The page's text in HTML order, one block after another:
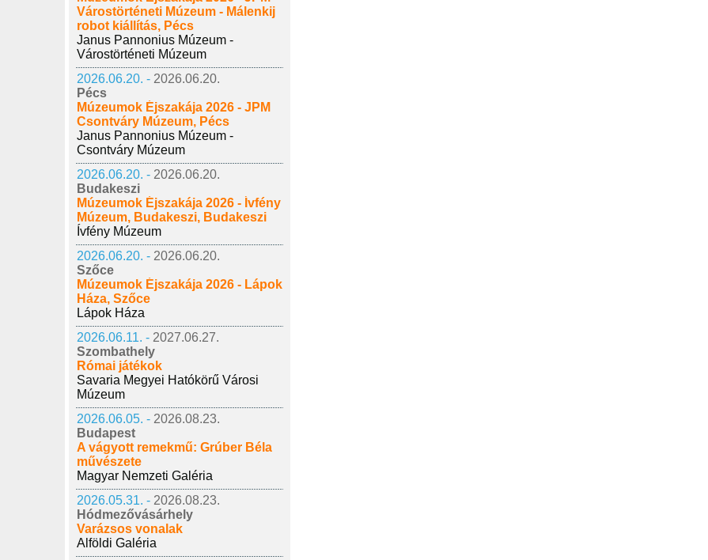
Várostörténeti Múzeum - Málenkij
robot kiállítás, Pécs
Janus Pannonius Múzeum -
Várostörténeti Múzeum
2026.06.20. - 2026.06.20.
Pécs
Múzeumok Éjszakája 2026 - JPM
Csontváry Múzeum, Pécs
Janus Pannonius Múzeum -
Csontváry Múzeum
2026.06.20. - 2026.06.20.
Budakeszi
Múzeumok Éjszakája 2026 - Ívfény
Múzeum, Budakeszi, Budakeszi
Ívfény Múzeum
2026.06.20. - 2026.06.20.
Szőce
Múzeumok Éjszakája 2026 - Lápok
Háza, Szőce
Lápok Háza
2026.06.11. - 2027.06.27.
Szombathely
Római játékok
Savaria Megyei Hatókörű Városi
Múzeum
2026.06.05. - 2026.08.23.
Budapest
A vágyott remekmű: Grúber Béla
művészete
Magyar Nemzeti Galéria
2026.05.31. - 2026.08.23.
Hódmezővásárhely
Varázsos vonalak
Alföldi Galéria